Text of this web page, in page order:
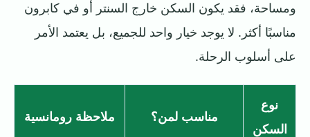
ومساحة، فقد يكون السكن خارج السنتر أو في كابرون
مناسبًا أكثر. لا يوجد خيار واحد للجميع، بل يعتمد الأمر
على أسلوب الرحلة.
نوع
السكن
مناسب لمن؟ ملاحظة رومانسية